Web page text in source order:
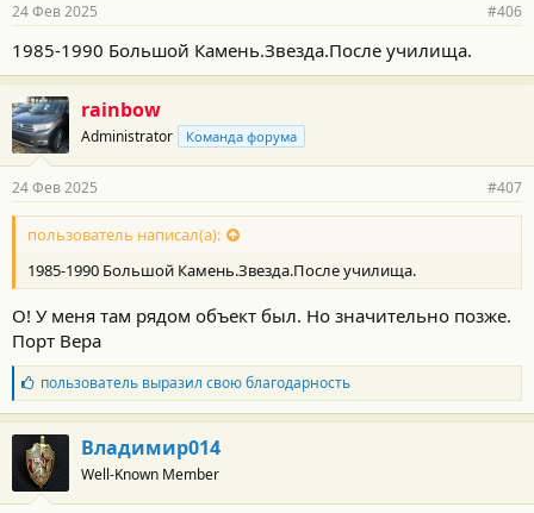
н
с
т
и
:
24 Фев 2025 #406
1985-1990 Большой Камень.Звезда.После училища.
rainbow
Administrator Команда форума
24 Фев 2025 #407
пользователь написал(а):
1985-1990 Большой Камень.Звезда.После училища.
О! У меня там рядом объект был. Но значительно позже.
Порт Вера
Б
л
а
г
о
д
а
пользовательвыразил свою благодарность
Владимир014
Well-Known Member